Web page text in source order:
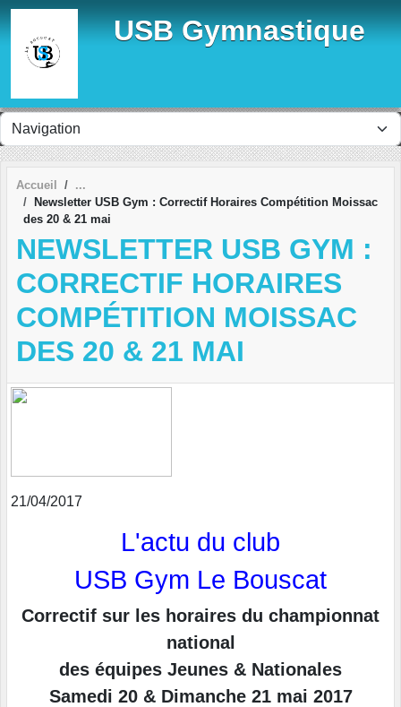
USB Gymnastique
Accueil
Newsletter USB Gym : Correctif Horaires Compétition Moissac
des 20 & 21 mai
NEWSLETTER USB GYM :
CORRECTIF HORAIRES
COMPÉTITION MOISSAC
DES 20 & 21 MAI
21/04/2017
L'actu du club
USB Gym Le Bouscat
Correctif sur les horaires du championnat
national
des équipes Jeunes & Nationales
Samedi 20 & Dimanche 21 mai 2017
Panneau de gestion des cookies